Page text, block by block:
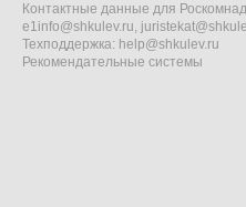
Контактные данные для
e1info@shkulev.ru,
Техподдержка: help@shkulev.ru
Рекомендательные системы